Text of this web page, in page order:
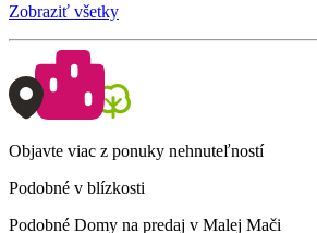
Zobraziť všetky
Objavte viac z ponuky nehnuteľností
Podobné v blízkosti
Podobné Domy na predaj v Malej Mači